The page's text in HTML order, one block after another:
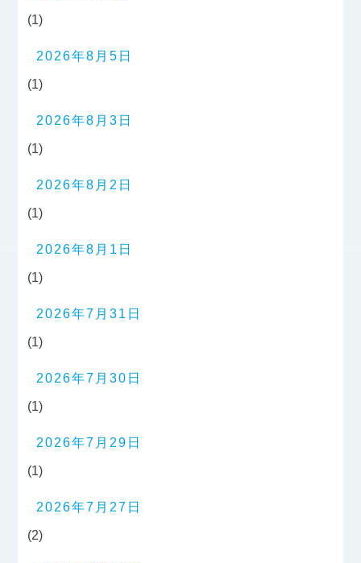
(1)
2026年8月5日
(1)
2026年8月3日
(1)
2026年8月2日
(1)
2026年8月1日
(1)
2026年7月31日
(1)
2026年7月30日
(1)
2026年7月29日
(1)
2026年7月27日
(2)